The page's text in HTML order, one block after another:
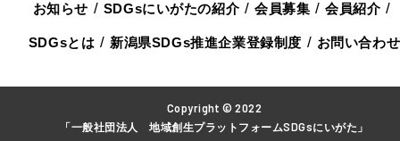
お知らせ SDGsにいがたの紹介 会員募集 会員紹介
SDGsとは 新潟県SDGs推進企業登録制度 お問い合わせ
Copyright © 2022
「一般社団法人 地域創生プラットフォームSDGsにいがた」